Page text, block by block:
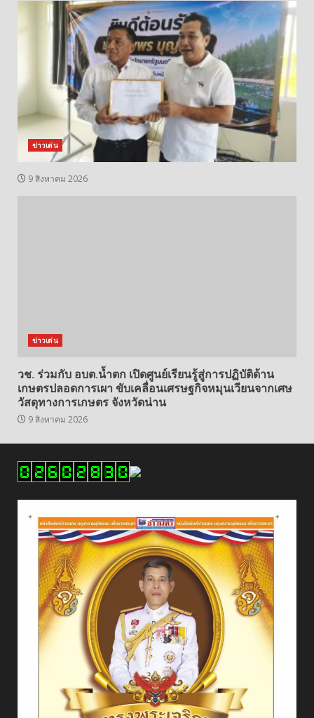
ข่าวเด่น
9 สิงหาคม 2026
ข่าวเด่น
วช. ร่วมกับ อบต.น้ำตก เปิดศูนย์เรียนรู้สู่การปฏิบัติด้าน
เกษตรปลอดการเผา ขับเคลื่อนเศรษฐกิจหมุนเวียนจากเศษ
วัสดุทางการเกษตร จังหวัดน่าน
9 สิงหาคม 2026